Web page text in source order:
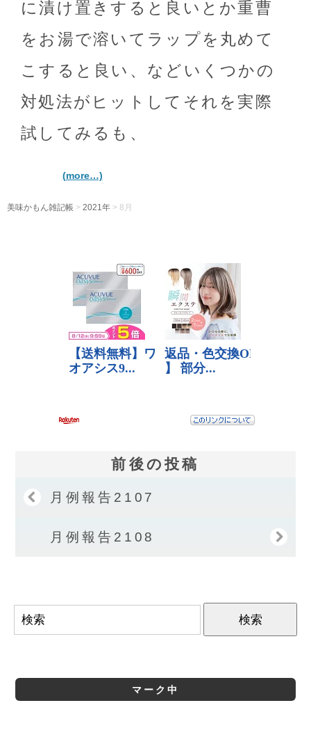
に漬け置きすると良いとか重曹
をお湯で溶いてラップを丸めて
こすると良い、などいくつかの
対処法がヒットしてそれを実際
試してみるも、
(more…)
美味かもん雑記帳 > 2021年 > 8月
前後の投稿
月例報告2107
月例報告2108
マーク中